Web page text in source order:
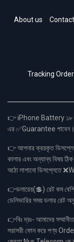
About us
Tracking Order
👉 iPhone Battery ১৮
এর ✅Guarantee পাবেন।
👉 আপনার ক্রয়কৃত ডিসপ্লে
কালার এবং অন্যান্য বিষয়
আঠা লাগানো ডিসপ্লেতে
👉ডলারের(💲) রেট কম
ডেলিভারির সময় ডলার রেট
👉বিঃ দ্রঃ- আমাদের
সরাসরী ফোন করে পণ্য